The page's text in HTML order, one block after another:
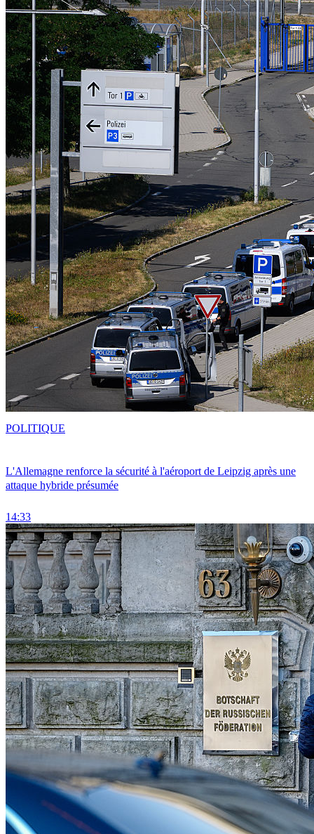
L'Allemagne renforce la sécurité à l'aéroport de Leipzig après une
attaque hybride présumée
14:33
POLITIQUE